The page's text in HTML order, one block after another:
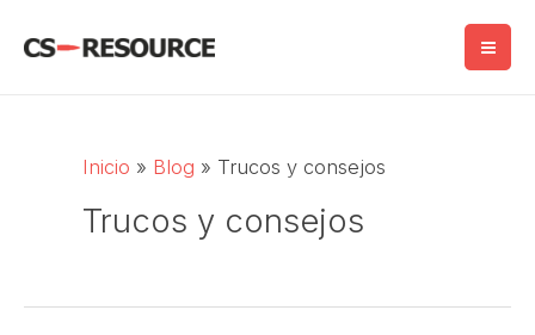
Inicio Blog Trucos y consejos
Trucos y consejos